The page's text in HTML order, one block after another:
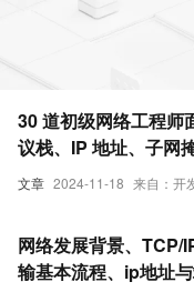
文章 2024-11-18 来自：开
30 道初级网络工程师
议栈、IP 地址、子网
DNS、防火墙、NAT
网络发展背景、TCP/
输基本流程、ip地址